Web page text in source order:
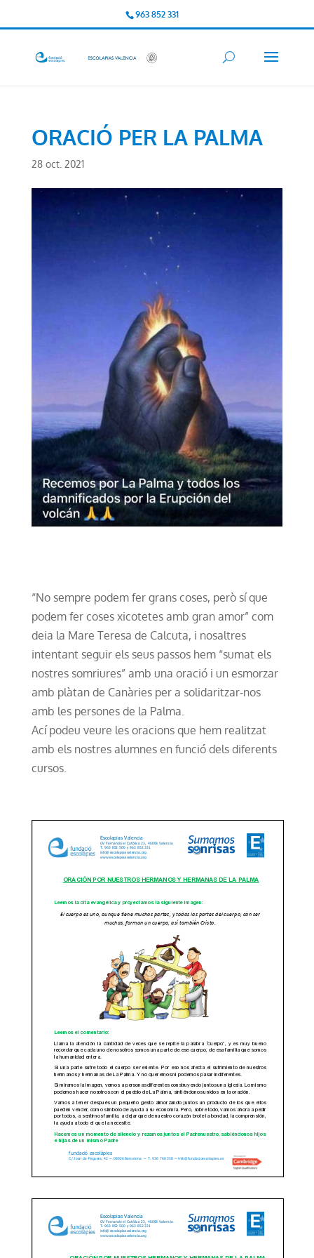
963 852 331
ORACIÓ PER LA PALMA
28 oct. 2021
“No sempre podem fer grans coses, però sí que
podem fer coses xicotetes amb gran amor” com
deia la Mare Teresa de Calcuta, i nosaltres
intentant seguir els seus passos hem “sumat els
nostres somriures” amb una oració i un esmorzar
amb plàtan de Canàries per a solidaritzar-nos
amb les persones de la Palma.
Ací podeu veure les oracions que hem realitzat
amb els nostres alumnes en funció dels diferents
cursos.